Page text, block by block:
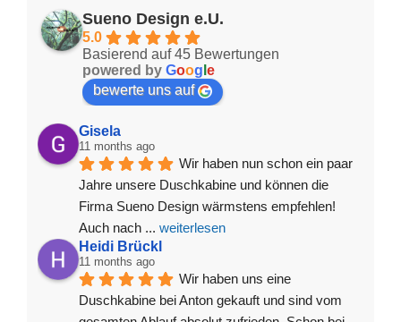
Sueno Design e.U.
5.0
Basierend auf 45 Bewertungen
powered by Goog e
bewerte uns auf
Gisela
11 months ago
Wir haben nun schon ein paar
Jahre unsere Duschkabine und können die
Firma Sueno Design wärmstens empfehlen!
Auch nach ... weiterlesen
Heidi Brückl
11 months ago
Wir haben uns eine
Duschkabine bei Anton gekauft und sind vom